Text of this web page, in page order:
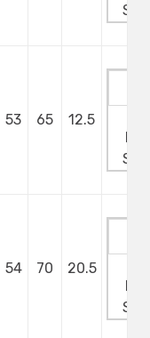
53 65 12.5
54 70 20.5